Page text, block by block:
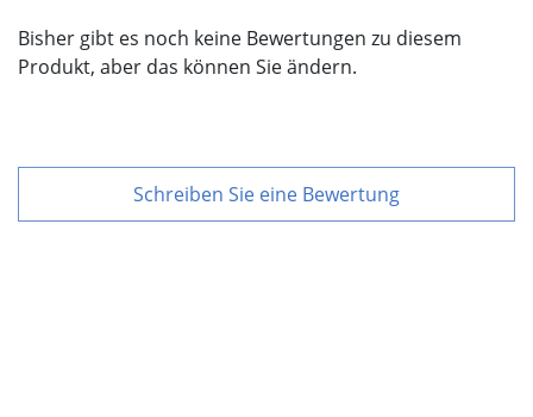
Bisher gibt es noch keine Bewertungen zu diesem
Produkt, aber das können Sie ändern.
Schreiben Sie eine Bewertung